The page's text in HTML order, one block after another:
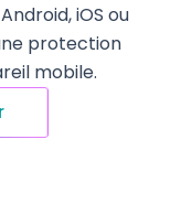
Android, iOS ou
protection
mobile.